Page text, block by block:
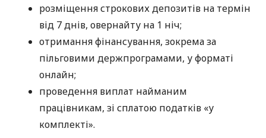
розміщення строкових депозитів на термін
від 7 днів, овернайту на 1 ніч;
отримання фінансування, зокрема за
пільговими держпрограмами, у форматі
онлайн;
проведення виплат найманим
працівникам, зі сплатою податків «у
комплекті».